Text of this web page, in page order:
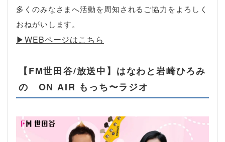
多くのみなさまへ活動を周知されるご協力をよろしく
おねがいします。
▶︎WEBページはこちら
【FM世田谷/放送中】はなわと岩崎ひろみ
の ON AIR もっち〜ラジオ